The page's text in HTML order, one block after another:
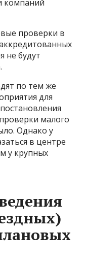
компаний
проверки в
не будут
по тем же
для
малого
Однако у
в центре
у крупных